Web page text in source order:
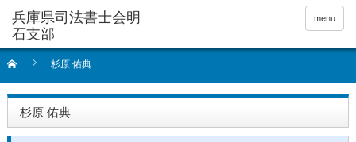
menu
杉原 佑典
杉原 佑典